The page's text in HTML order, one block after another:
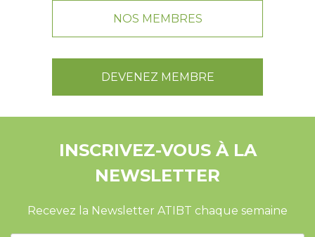
NOS MEMBRES
DEVENEZ MEMBRE
INSCRIVEZ-VOUS À LA
NEWSLETTER
Recevez la Newsletter ATIBT chaque semaine